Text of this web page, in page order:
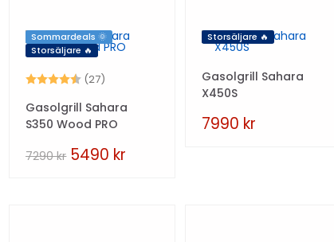
Sommardeals 🌞
Storsäljare 🔥
Betyg: (27) 4.6 utav 5 stjärnor
Gasolgrill Sahara
S350 Wood PRO
7290kr 5490 kr
Storsäljare 🔥
Gasolgrill Sahara
X450S
7990 kr